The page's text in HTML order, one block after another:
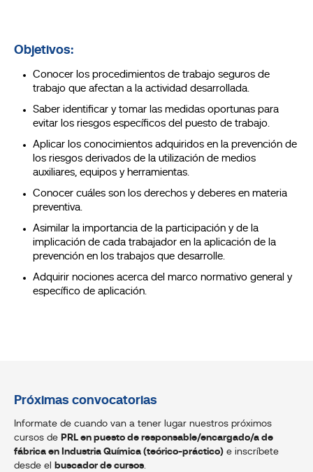
Objetivos:
Conocer los procedimientos de trabajo seguros de
trabajo que afectan a la actividad desarrollada.
Saber identificar y tomar las medidas oportunas para
evitar los riesgos específicos del puesto de trabajo.
Aplicar los conocimientos adquiridos en la prevención de
los riesgos derivados de la utilización de medios
auxiliares, equipos y herramientas.
Conocer cuáles son los derechos y deberes en materia
preventiva.
Asimilar la importancia de la participación y de la
implicación de cada trabajador en la aplicación de la
prevención en los trabajos que desarrolle.
Adquirir nociones acerca del marco normativo general y
específico de aplicación.
Próximas convocatorias
Informate de cuando van a tener lugar nuestros próximos
cursos de PRL en puesto de responsable/encargado/a de
fábrica en Industria Química (teórico-práctico) e inscríbete
desde el buscador de cursos.